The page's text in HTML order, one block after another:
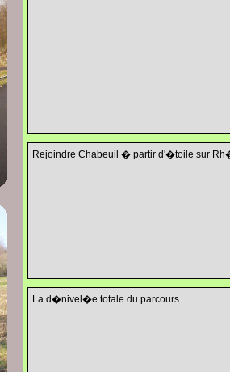
Rejoindre Chabeuil � partir d'�toile sur
La d�nivel�e totale du parcours...